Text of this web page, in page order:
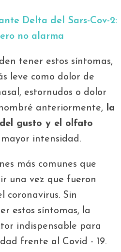
Delta del Sars-Cov-2:
no alarma
tener estos síntomas,
leve como dolor de
estornudos o dolor
anteriormente, la
gusto y el olfato
mayor intensidad.
más comunes que
una vez que fueron
coronavirus. Sin
estos síntomas, la
indispensable para
frente al Covid - 19.